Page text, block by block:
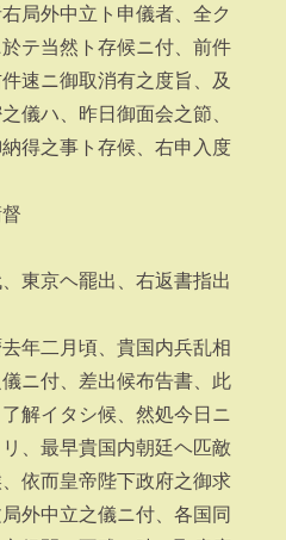
局外中立ト申儀者、全ク
テ当然ト存候ニ付、前件
速ニ御取消有之度旨、及
儀ハ、昨日御面会之節、
得之事ト存候、右申入度
東京ヘ罷出、右返書指出
年二月頃、貴国内兵乱相
ニ付、差出候布告書、此
解イタシ候、然処今日ニ
、最早貴国内朝廷ヘ匹敵
依而皇帝陛下政府之御求
外中立之儀ニ付、各国同